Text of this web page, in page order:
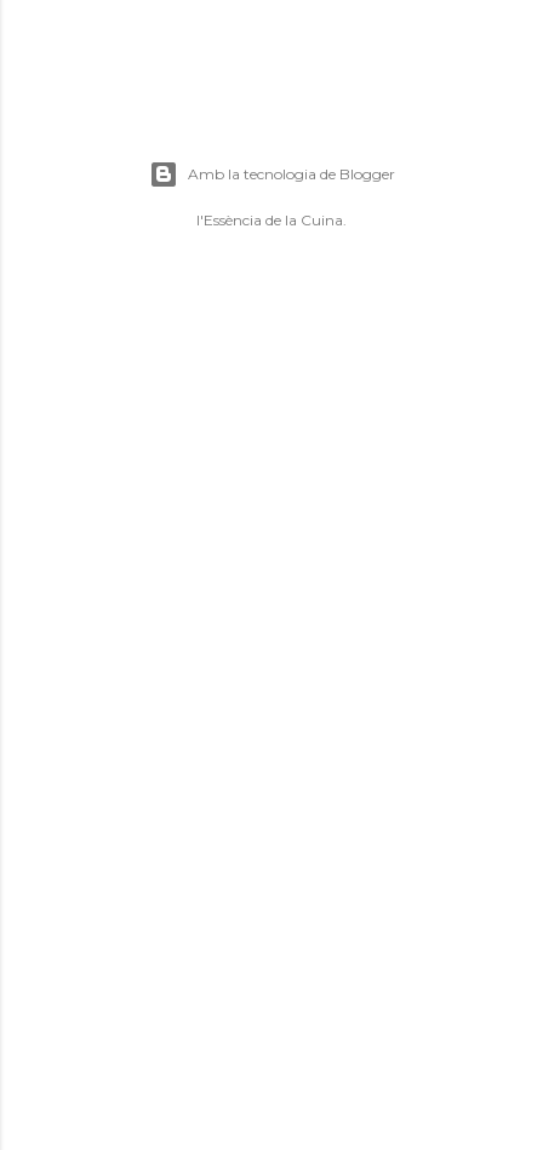
Amb la tecnologia de Blogger
l'Essència de la Cuina.